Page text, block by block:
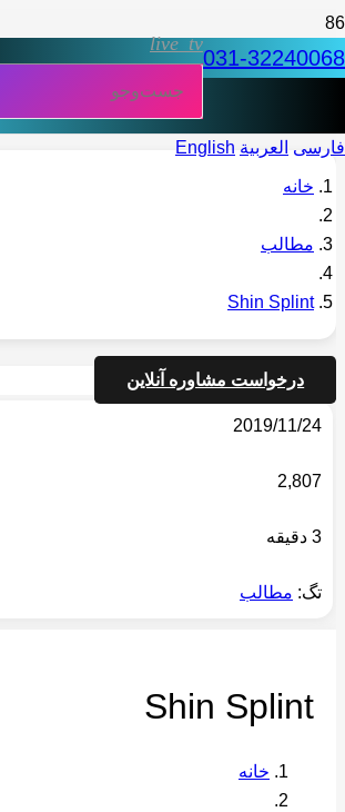
031-32240068
live_tv
فارسی العربية English
خانه
مطالب
Shin Splint
درخواست مشاوره آنلاین
2019/11/24
2,807
3 دقیقه
تگ: مطالب
Shin Splint
خانه